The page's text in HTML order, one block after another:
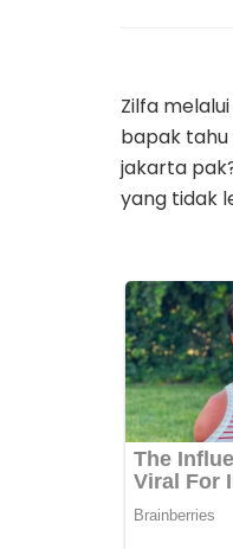
Zilfa
bapak tahu
jakarta
yang tidak